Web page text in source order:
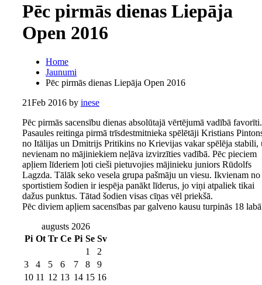
Pēc pirmās dienas Liepāja
Open 2016
Home
Jaunumi
Pēc pirmās dienas Liepāja Open 2016
21Feb 2016 by inese
Pēc pirmās sacensību dienas absolūtajā vērtējumā vadībā favorīti.
Pasaules reitinga pirmā trīsdestmitnieka spēlētāji Kristians
no Itālijas un Dmitrijs Pritikins no Krievijas vakar spēlēja stabili,
nevienam no mājiniekiem neļāva izvirzīties vadībā. Pēc pieciem
apļiem līderiem ļoti cieši pietuvojies mājinieku juniors Rūdolfs
Lagzda. Tālāk seko vesela grupa pašmāju un viesu. Ikvienam no
sportistiem šodien ir iespēja panākt līderus, jo viņi atpaliek tikai
dažus punktus. Tātad šodien visas cīņas vēl priekšā.
Pēc diviem apļiem sacensības par galveno kausu turpinās 18
augusts 2026
Pi Ot Tr Ce Pi Se Sv
1
2
3
4 5 6 7 8
9
10 11 12 13 14 15 16